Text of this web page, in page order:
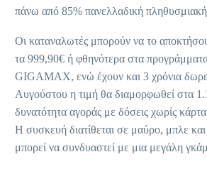
πάνω από 85% πανελλαδική
Οι καταναλωτές μπορούν να το
τα 999,90€ ή φθηνότερα στα
GIGAMAX, ενώ έχουν και 3 χρόνια
Αυγούστου η τιμή θα διαμορφωθεί στα
δυνατότητα αγοράς με δόσεις χωρίς
Η συσκευή διατίθεται σε μαύρο, μπλε
μπορεί να συνδυαστεί με μια μεγάλη